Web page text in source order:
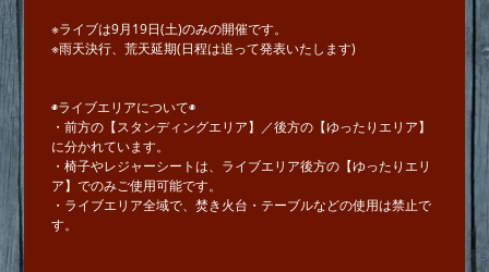
※ライブは9月19日(土)のみの開催です。
※雨天決行、荒天延期(日程は追って発表いたします)
◉ライブエリアについて◉
・前方の【スタンディングエリア】／後方の【ゆったりエリア】
に分かれています。
・椅子やレジャーシートは、ライブエリア後方の【ゆったりエリ
ア】でのみご使用可能です。
・ライブエリア全域で、焚き火台・テーブルなどの使用は禁止で
す。